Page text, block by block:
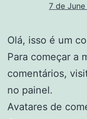
7 de
Olá, isso é um
Para começar a
comentários,
no painel.
Avatares de